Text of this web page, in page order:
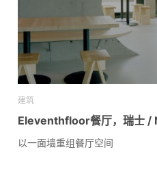
建筑
Eleventhfloor餐厅，瑞士 /
以一面墙重组餐厅空间